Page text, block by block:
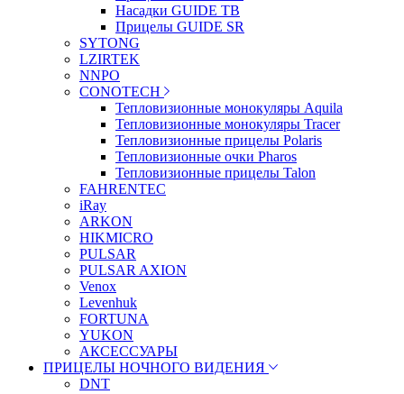
Насадки GUIDE TB
Прицелы GUIDE SR
SYTONG
LZIRTEK
NNPO
CONOTECH
Тепловизионные монокуляры Aquila
Тепловизионные монокуляры Tracer
Тепловизионные прицелы Polaris
Тепловизионные очки Pharos
Тепловизионные прицелы Talon
FAHRENTEC
iRay
ARKON
HIKMICRO
PULSAR
PULSAR AXION
Venox
Levenhuk
FORTUNA
YUKON
АКСЕССУАРЫ
ПРИЦЕЛЫ НОЧНОГО ВИДЕНИЯ
DNT